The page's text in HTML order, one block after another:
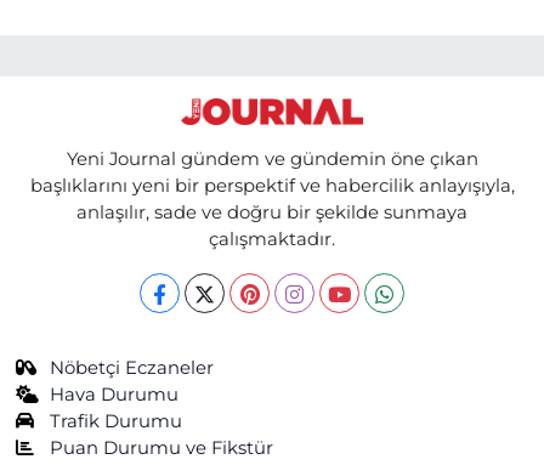
Yeni Journal gündem ve gündemin öne çıkan
başlıklarını yeni bir perspektif ve habercilik anlayışıyla,
anlaşılır, sade ve doğru bir şekilde sunmaya
çalışmaktadır.
Nöbetçi Eczaneler
Hava Durumu
Trafik Durumu
Puan Durumu ve Fikstür